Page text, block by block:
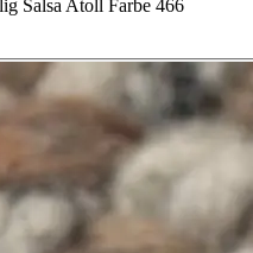
Salsa Atoll Farbe 466